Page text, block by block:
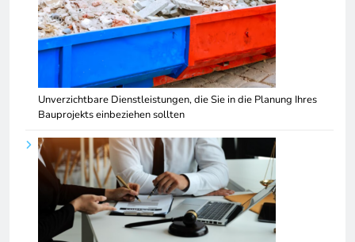
Unverzichtbare Dienstleistungen, die Sie in die Planung Ihres
Bauprojekts einbeziehen sollten